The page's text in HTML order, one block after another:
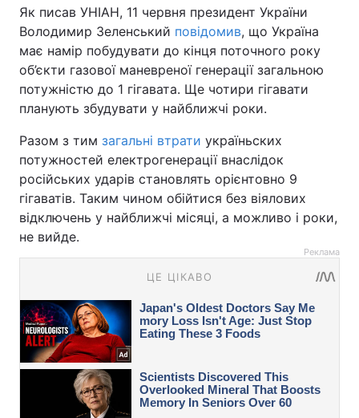
Як писав УНІАН, 11 червня президент України
Володимир Зеленський повідомив, що Україна
має намір побудувати до кінця поточного року
об’єкти газової маневреної генерації загальною
потужністю до 1 гігавата. Ще чотири гігавати
планують збудувати у найближчі роки.
Разом з тим загальні втрати україньских
потужностей електрогенерації внаслідок
російських ударів становлять орієнтовно 9
гігаватів. Таким чином обійтися без віялових
відключень у найближчі місяці, а можливо і роки,
не вийде.
Реклама